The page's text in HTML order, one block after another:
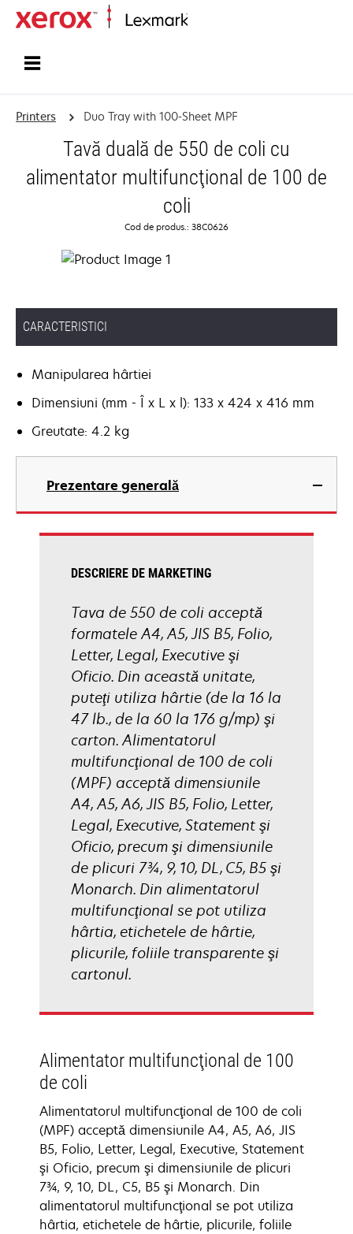
Printers Duo Tray with 100-Sheet MPF
Tavă duală de 550 de coli cu
alimentator multifuncţional de 100 de
coli
Cod de produs.: 38C0626
CARACTERISTICI
Manipularea hârtiei
Dimensiuni (mm - Î x L x l): 133 x 424 x 416 mm
Greutate: 4.2 kg
Prezentare generală
DESCRIERE DE MARKETING
Tava de 550 de coli acceptă
formatele A4, A5, JIS B5, Folio,
Letter, Legal, Executive şi
Oficio. Din această unitate,
puteţi utiliza hârtie (de la 16 la
47 lb., de la 60 la 176 g/mp) şi
carton. Alimentatorul
multifuncţional de 100 de coli
(MPF) acceptă dimensiunile
A4, A5, A6, JIS B5, Folio, Letter,
Legal, Executive, Statement şi
Oficio, precum şi dimensiunile
de plicuri 7¾, 9, 10, DL, C5, B5 şi
Monarch. Din alimentatorul
multifuncţional se pot utiliza
hârtia, etichetele de hârtie,
plicurile, foliile transparente şi
cartonul.
Alimentator multifuncţional de 100
de coli
Alimentatorul multifuncţional de 100 de coli
(MPF) acceptă dimensiunile A4, A5, A6, JIS
B5, Folio, Letter, Legal, Executive, Statement
şi Oficio, precum şi dimensiunile de plicuri
7¾, 9, 10, DL, C5, B5 şi Monarch. Din
alimentatorul multifuncţional se pot utiliza
hârtia, etichetele de hârtie, plicurile, foliile